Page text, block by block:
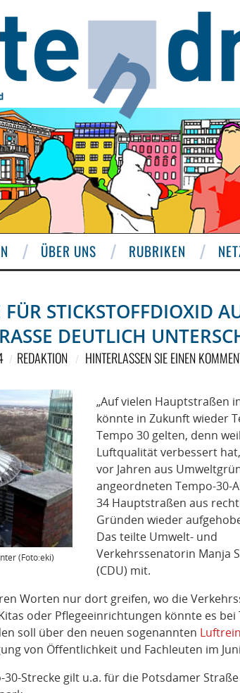
ÜBER UNS RUBRIKEN
STICKSTOFFDIOXID
DEUTLICH
REDAKTION HINTERLASSEN SIE EINEN
(Foto:eki)
„Auf vielen Hauptstraßen
könnte in Zukunft wieder
Tempo 30 gelten, denn
Luftqualität verbessert
vor Jahren aus
angeordneten Tempo-30-
34 Hauptstraßen aus
Gründen wieder
Das teilte Umwelt- und
Verkehrssenatorin Manja
(CDU) mit.
Worten nur dort greifen, wo die
oder Pflegeeinrichtungen könnte es bei
soll über den neuen sogenannten
von Öffentlichkeit und Fachleuten im
Strecke gilt u.a. für die Potsdamer